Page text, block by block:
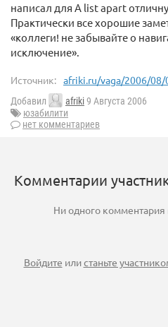
написал для A list apart
Практически все хорошие
«коллеги! не забывайте о
исключение».
Источник: afriki.ru/vaga/2006/08/
Добавил afriki9 Августа 2006
юзабилити
нет комментариев
Комментарии
Ни одного комментария
Войдите илистаньте